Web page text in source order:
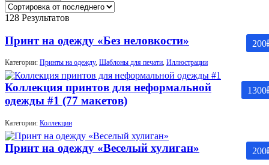
128 Результатов
200
Принт на одежду «Без неловкости»
Категории: Принты на одежду, Шаблоны для печати, Иллюстрации
1300
Коллекция принтов для неформальной
одежды #1 (77 макетов)
Категории: Коллекции
200
Принт на одежду «Веселый хулиган»